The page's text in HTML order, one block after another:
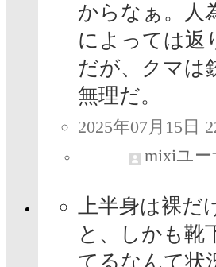
からなぁ。人
によっては返
だが、クマは
無理だ。
2025年07月15日
mixiユー
上半身は裸だ
と、しかも靴
てるなんて状